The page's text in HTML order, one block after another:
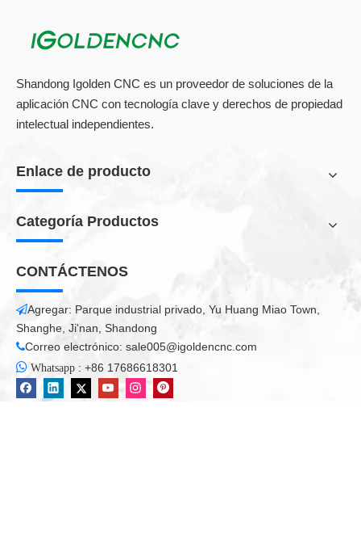
Shandong Igolden CNC es un proveedor de soluciones de la
aplicación CNC con tecnología clave y derechos de propiedad
intelectual independientes.
Enlace de producto
Categoría Productos
CONTÁCTENOS
Agregar: Parque industrial privado, Yu Huang Miao Town,
Shanghe, Ji'nan, Shandong
Correo electrónico: sale005@igoldencnc.com
 Whatsapp : +86 17686618301